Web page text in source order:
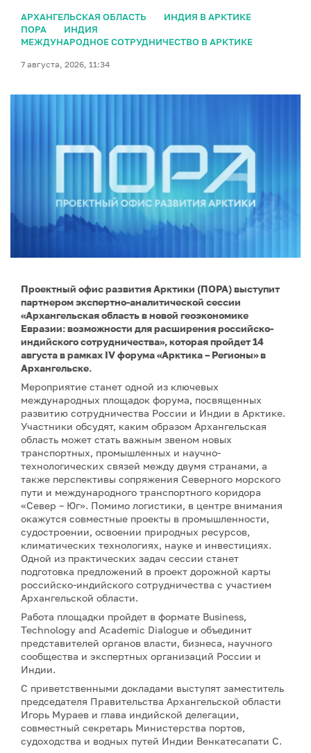
АРХАНГЕЛЬСКАЯ ОБЛАСТЬ
ИНДИЯ В АРКТИКЕ
ПОРА
ИНДИЯ
МЕЖДУНАРОДНОЕ СОТРУДНИЧЕСТВО В АРКТИКЕ
7 августа, 2026, 11:34
Проектный офис развития Арктики (ПОРА) выступит
партнером экспертно-аналитической сессии
«Архангельская область в новой геоэкономике
Евразии: возможности для расширения российско-
индийского сотрудничества», которая пройдет 14
августа в рамках IV форума «Арктика – Регионы» в
Архангельске.
Мероприятие станет одной из ключевых
международных площадок форума, посвященных
развитию сотрудничества России и Индии в Арктике.
Участники обсудят, каким образом Архангельская
область может стать важным звеном новых
транспортных, промышленных и научно-
технологических связей между двумя странами, а
также перспективы сопряжения Северного морского
пути и международного транспортного коридора
«Север – Юг». Помимо логистики, в центре внимания
окажутся совместные проекты в промышленности,
судостроении, освоении природных ресурсов,
климатических технологиях, науке и инвестициях.
Одной из практических задач сессии станет
подготовка предложений в проект дорожной карты
российско-индийского сотрудничества с участием
Архангельской области.
Работа площадки пройдет в формате Business,
Technology and Academic Dialogue и объединит
представителей органов власти, бизнеса, научного
сообщества и экспертных организаций России и
Индии.
С приветственными докладами выступят заместитель
председателя Правительства Архангельской области
Игорь Мураев и глава индийской делегации,
совместный секретарь Министерства портов,
судоходства и водных путей Индии Венкатесапати С.